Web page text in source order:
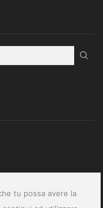
tu possa avere la